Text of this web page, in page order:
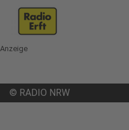
Anzeige
© RADIO NRW